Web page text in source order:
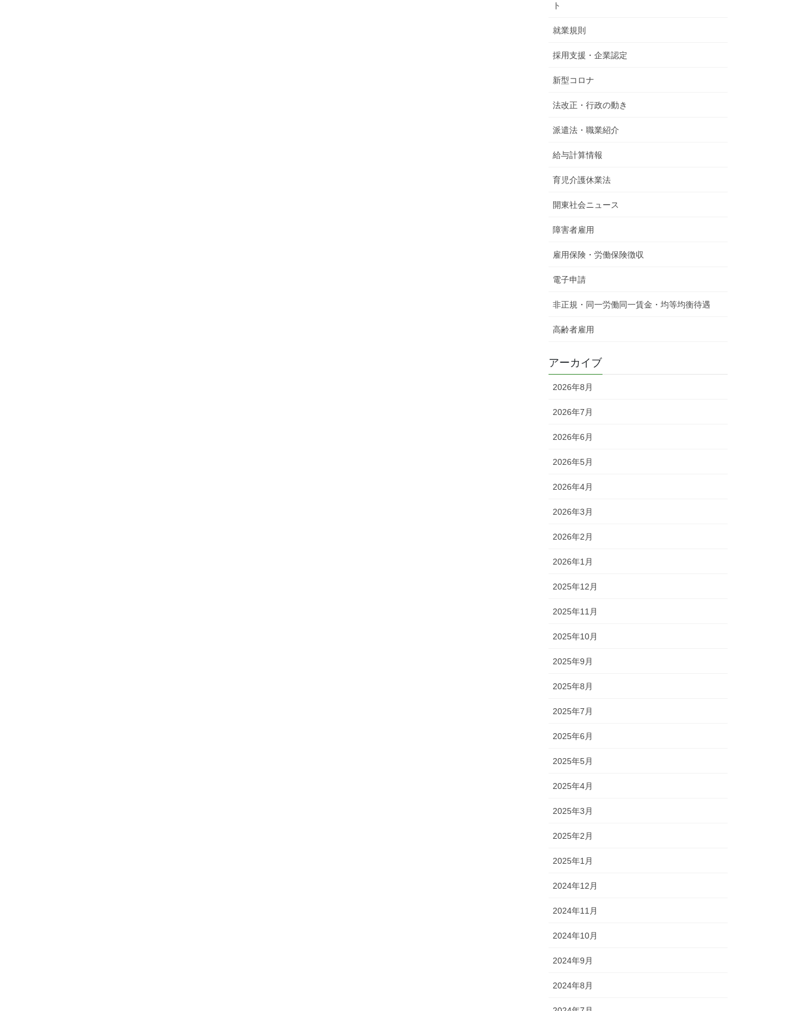
ト
就業規則
採用支援・企業認定
新型コロナ
法改正・行政の動き
派遣法・職業紹介
給与計算情報
育児介護休業法
開東社会ニュース
障害者雇用
雇用保険・労働保険徴収
電子申請
非正規・同一労働同一賃金・均等均衡待遇
高齢者雇用
アーカイブ
2026年8月
2026年7月
2026年6月
2026年5月
2026年4月
2026年3月
2026年2月
2026年1月
2025年12月
2025年11月
2025年10月
2025年9月
2025年8月
2025年7月
2025年6月
2025年5月
2025年4月
2025年3月
2025年2月
2025年1月
2024年12月
2024年11月
2024年10月
2024年9月
2024年8月